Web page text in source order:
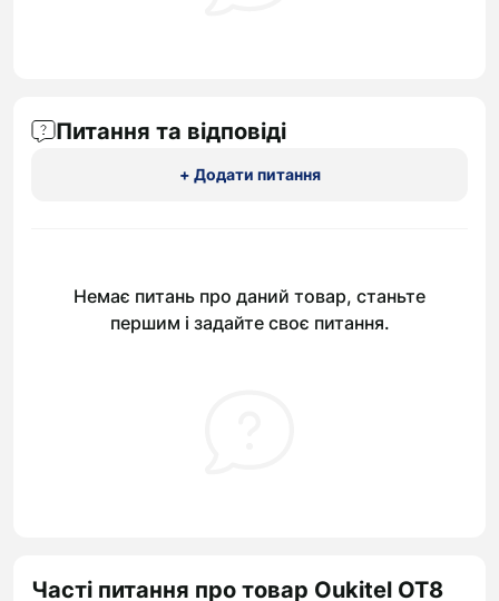
Питання та відповіді
+ Додати питання
Немає питань про даний товар, станьте
першим і задайте своє питання.
Часті питання про товар Oukitel OT8